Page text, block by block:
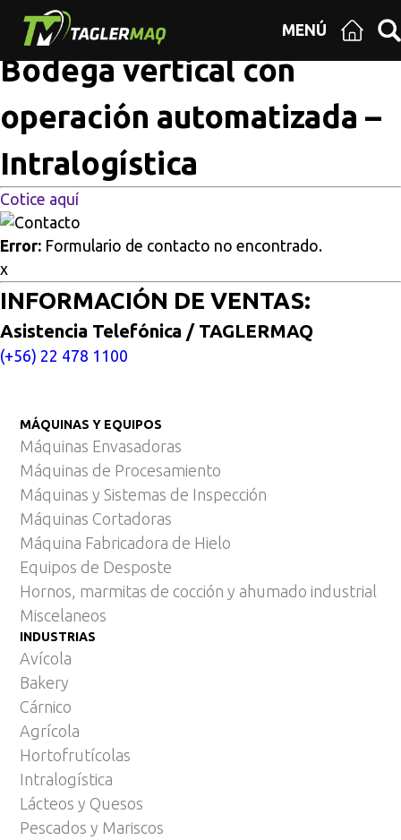
MENÚ
Multisitios
automatizada – Intralogística
Bodega vertical con
operación automatizada –
Intralogística
Cotice aquí
Error: Formulario de contacto no encontrado.
x
INFORMACIÓN DE VENTAS:
Asistencia Telefónica / TAGLERMAQ
(+56) 22 478 1100
MÁQUINAS Y EQUIPOS
Máquinas Envasadoras
Máquinas de Procesamiento
Máquinas y Sistemas de Inspección
Máquinas Cortadoras
Máquina Fabricadora de Hielo
Equipos de Desposte
Hornos, marmitas de cocción y ahumado industrial
Miscelaneos
INDUSTRIAS
Avícola
Bakery
Cárnico
Agrícola
Hortofrutícolas
Intralogística
Lácteos y Quesos
Pescados y Mariscos